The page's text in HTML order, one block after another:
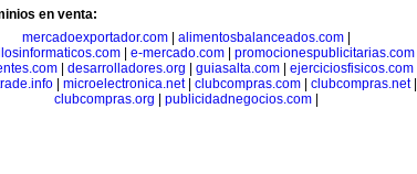
en venta:
mercadoexportador.com| alimentosbalanceados.com|
| e-mercado.com| promocionespublicitarias.com|
| desarrolladores.org guiasalta.com| ejerciciosfisicos.com|
microelectronica.net| clubcompras.com clubcompras.net|
clubcompras.org
publicidadnegocios.com|